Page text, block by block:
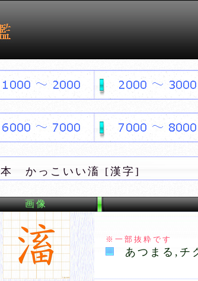
本 かっこいい滀 [漢字]
画像
※一部抜粋です
あつまる,チ